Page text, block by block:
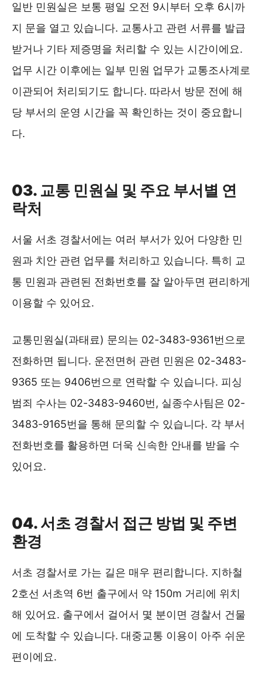
일반 민원실은 보통 평일 오전 9시부터 오후 6시까
지 문을 열고 있습니다. 교통사고 관련 서류를 발급
받거나 기타 제증명을 처리할 수 있는 시간이에요.
업무 시간 이후에는 일부 민원 업무가 교통조사계로
이관되어 처리되기도 합니다. 따라서 방문 전에 해
당 부서의 운영 시간을 꼭 확인하는 것이 중요합니
다.
03. 교통 민원실 및 주요 부서별 연
락처
서울 서초 경찰서에는 여러 부서가 있어 다양한 민
원과 치안 관련 업무를 처리하고 있습니다. 특히 교
통 민원과 관련된 전화번호를 잘 알아두면 편리하게
이용할 수 있어요.
교통민원실(과태료) 문의는 02-3483-9361번으로
전화하면 됩니다. 운전면허 관련 민원은 02-3483-
9365 또는 9406번으로 연락할 수 있습니다. 피싱
범죄 수사는 02-3483-9460번, 실종수사팀은 02-
3483-9165번을 통해 문의할 수 있습니다. 각 부서
전화번호를 활용하면 더욱 신속한 안내를 받을 수
있어요.
04. 서초 경찰서 접근 방법 및 주변
환경
서초 경찰서로 가는 길은 매우 편리합니다. 지하철
2호선 서초역 6번 출구에서 약 150m 거리에 위치
해 있어요. 출구에서 걸어서 몇 분이면 경찰서 건물
에 도착할 수 있습니다. 대중교통 이용이 아주 쉬운
편이에요.